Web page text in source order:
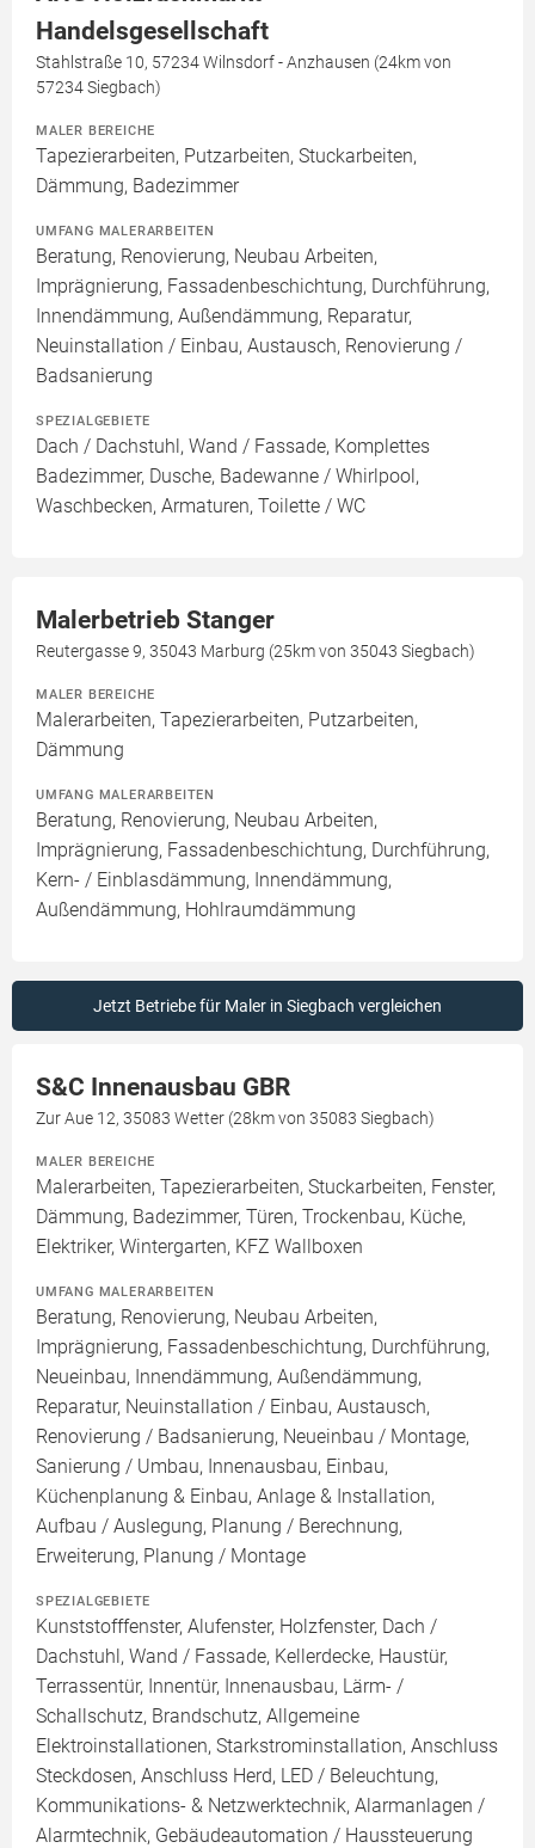
Handelsgesellschaft
Stahlstraße 10, 57234 Wilnsdorf - Anzhausen (24km von
57234 Siegbach)
MALER BEREICHE
Tapezierarbeiten, Putzarbeiten, Stuckarbeiten,
Dämmung, Badezimmer
UMFANG MALERARBEITEN
Beratung, Renovierung, Neubau Arbeiten,
Imprägnierung, Fassadenbeschichtung, Durchführung,
Innendämmung, Außendämmung, Reparatur,
Neuinstallation / Einbau, Austausch, Renovierung /
Badsanierung
SPEZIALGEBIETE
Dach / Dachstuhl, Wand / Fassade, Komplettes
Badezimmer, Dusche, Badewanne / Whirlpool,
Waschbecken, Armaturen, Toilette / WC
Malerbetrieb Stanger
Reutergasse 9, 35043 Marburg (25km von 35043 Siegbach)
MALER BEREICHE
Malerarbeiten, Tapezierarbeiten, Putzarbeiten,
Dämmung
UMFANG MALERARBEITEN
Beratung, Renovierung, Neubau Arbeiten,
Imprägnierung, Fassadenbeschichtung, Durchführung,
Kern- / Einblasdämmung, Innendämmung,
Außendämmung, Hohlraumdämmung
Jetzt Betriebe für Maler in Siegbach vergleichen
S&C Innenausbau GBR
Zur Aue 12, 35083 Wetter (28km von 35083 Siegbach)
MALER BEREICHE
Malerarbeiten, Tapezierarbeiten, Stuckarbeiten, Fenster,
Dämmung, Badezimmer, Türen, Trockenbau, Küche,
Elektriker, Wintergarten, KFZ Wallboxen
UMFANG MALERARBEITEN
Beratung, Renovierung, Neubau Arbeiten,
Imprägnierung, Fassadenbeschichtung, Durchführung,
Neueinbau, Innendämmung, Außendämmung,
Reparatur, Neuinstallation / Einbau, Austausch,
Renovierung / Badsanierung, Neueinbau / Montage,
Sanierung / Umbau, Innenausbau, Einbau,
Küchenplanung & Einbau, Anlage & Installation,
Aufbau / Auslegung, Planung / Berechnung,
Erweiterung, Planung / Montage
SPEZIALGEBIETE
Kunststofffenster, Alufenster, Holzfenster, Dach /
Dachstuhl, Wand / Fassade, Kellerdecke, Haustür,
Terrassentür, Innentür, Innenausbau, Lärm- /
Schallschutz, Brandschutz, Allgemeine
Elektroinstallationen, Starkstrominstallation, Anschluss
Steckdosen, Anschluss Herd, LED / Beleuchtung,
Kommunikations- & Netzwerktechnik, Alarmanlagen /
Alarmtechnik, Gebäudeautomation / Haussteuerung